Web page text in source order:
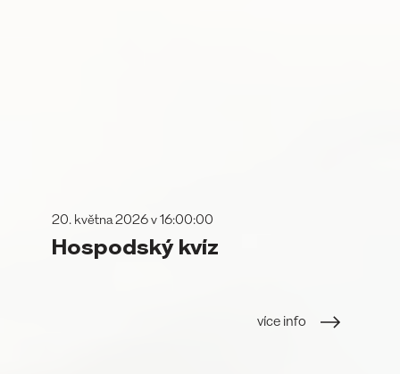
20. května 2026 v 16:00:00
Hospodský kvíz
více info